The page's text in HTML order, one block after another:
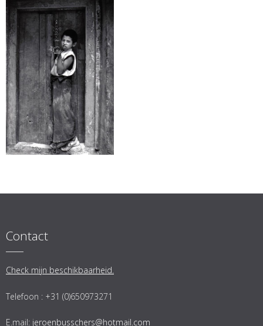
Contact
Check mijn beschikbaarheid.
Telefoon : +31 (0)650973271
E.mail: jeroenbusschers@hotmail.com